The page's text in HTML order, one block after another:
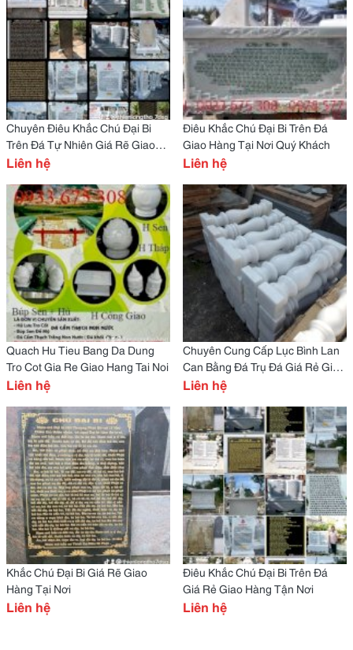
Chuyên Điêu Khắc Chú Đại Bi
Trên Đá Tự Nhiên Giá Rẽ Giao
Hàng Tại Nơi
Liên hệ
Điêu Khắc Chú Đại Bi Trên Đá
Giao Hàng Tại Nơi Quý Khách
Liên hệ
Quach Hu Tieu Bang Da Dung
Tro Cot Gia Re Giao Hang Tai Noi
Liên hệ
Chuyên Cung Cấp Lục Bình Lan
Can Bằng Đá Trụ Đá Giá Rẻ Giao
Hàng Tại Nơi Bán Đá Khối Theo
Liên hệ
Khắc Chú Đại Bi Giá Rẽ Giao
Hàng Tại Nơi
Liên hệ
Điêu Khắc Chú Đại Bi Trên Đá
Giá Rẻ Giao Hàng Tận Nơi
Liên hệ